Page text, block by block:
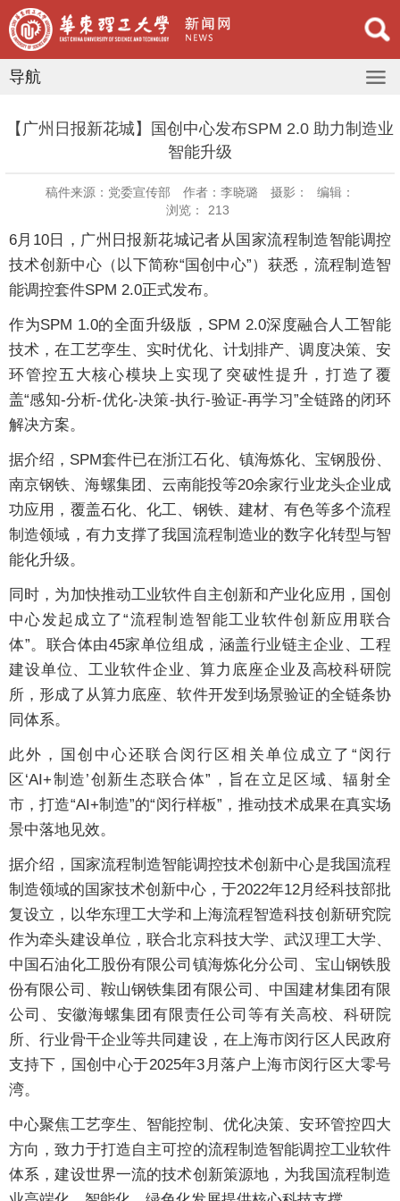
导航
【广州日报新花城】国创中心发布SPM 2.0 助力制造业
智能升级
稿件来源：党委宣传部 作者：李晓璐 摄影：
编辑：
浏览：
213
6月10日，广州日报新花城记者从国家流程制造智能调控
技术创新中心（以下简称“国创中心”）获悉，流程制造智
能调控套件SPM 2.0正式发布。
作为SPM 1.0的全面升级版，SPM 2.0深度融合人工智能
技术，在工艺孪生、实时优化、计划排产、调度决策、安
环管控五大核心模块上实现了突破性提升，打造了覆
盖“感知-分析-优化-决策-执行-验证-再学习”全链路的闭环
解决方案。
据介绍，SPM套件已在浙江石化、镇海炼化、宝钢股份、
南京钢铁、海螺集团、云南能投等20余家行业龙头企业成
功应用，覆盖石化、化工、钢铁、建材、有色等多个流程
制造领域，有力支撑了我国流程制造业的数字化转型与智
能化升级。
同时，为加快推动工业软件自主创新和产业化应用，国创
中心发起成立了“流程制造智能工业软件创新应用联合
体”。联合体由45家单位组成，涵盖行业链主企业、工程
建设单位、工业软件企业、算力底座企业及高校科研院
所，形成了从算力底座、软件开发到场景验证的全链条协
同体系。
此外，国创中心还联合闵行区相关单位成立了“闵行
区‘AI+制造’创新生态联合体”，旨在立足区域、辐射全
市，打造“AI+制造”的“闵行样板”，推动技术成果在真实场
景中落地见效。
据介绍，国家流程制造智能调控技术创新中心是我国流程
制造领域的国家技术创新中心，于2022年12月经科技部批
复设立，以华东理工大学和上海流程智造科技创新研究院
作为牵头建设单位，联合北京科技大学、武汉理工大学、
中国石油化工股份有限公司镇海炼化分公司、宝山钢铁股
份有限公司、鞍山钢铁集团有限公司、中国建材集团有限
公司、安徽海螺集团有限责任公司等有关高校、科研院
所、行业骨干企业等共同建设，在上海市闵行区人民政府
支持下，国创中心于2025年3月落户上海市闵行区大零号
湾。
中心聚焦工艺孪生、智能控制、优化决策、安环管控四大
方向，致力于打造自主可控的流程制造智能调控工业软件
体系，建设世界一流的技术创新策源地，为我国流程制造